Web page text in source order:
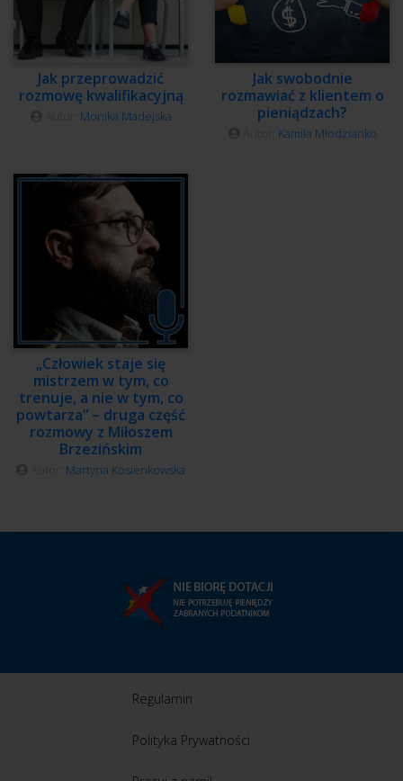
Jak przeprowadzić
rozmowę kwalifikacyjną
Monika Madejska
Jak swobodnie
rozmawiać z klientem o
pieniądzach?
Kamila Młodzianko
„Człowiek staje się
mistrzem w tym, co
trenuje, a nie w tym, co
powtarza” – druga część
rozmowy z Miłoszem
Brzezińskim
Martyna Kosienkowska
Regulamin
Polityka Prywatności